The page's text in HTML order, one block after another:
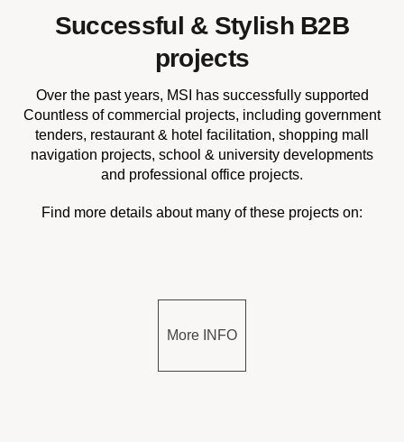
Successful & Stylish B2B
projects
Over the past years, MSI has successfully supported
Countless of commercial projects, including government
tenders, restaurant & hotel facilitation, shopping mall
navigation projects, school & university developments
and professional office projects.
Find more details about many of these projects on:
More INFO